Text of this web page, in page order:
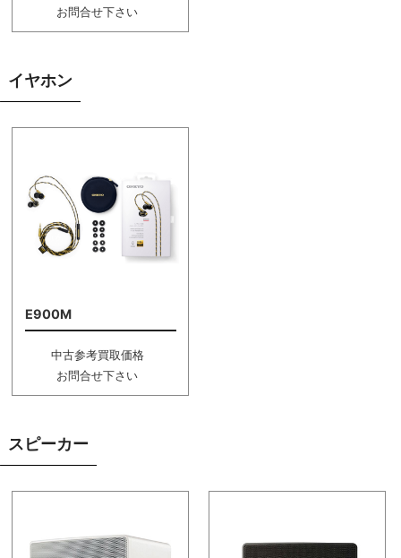
お問合せ下さい
イヤホン
E900M
中古参考買取価格
お問合せ下さい
スピーカー